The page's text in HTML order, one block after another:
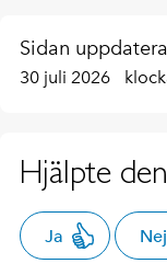
Sidan
30 juli 2026
Hjälpte
Ja Nej